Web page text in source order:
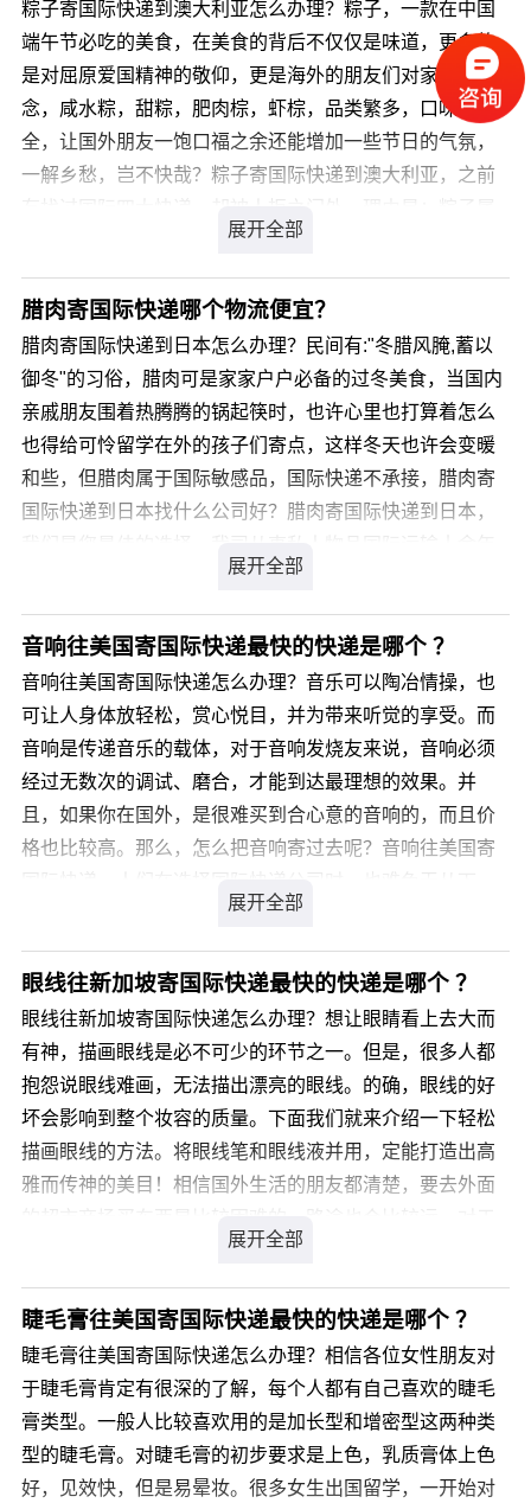
享有优先处理权清关率极高。它以高速度、高质量为用户
传递国际紧急信函、文件资料、金融票据、商品货样等各
类文件资料和物品，同时提供多种形式的邮件查询服务。
目前，中国邮政国际特快专递业务已与世界上 200 多个国
家和地区建立了业务关系。
们价格的三到四折！ 我们全体员工本着为客户提供“省
时、省力、省钱”的经营宗旨，在依托公司自身的派送网络
的基础上精益求精，和世界知名的国际快递公司合作，利
用庞大的国际快递网络为广大客户提供专 业、安全、快捷
的私人物品国际运输服务。 服务简介： 每一次服
务安全，快捷，准确递送； 真正为客户做到＂门到门
足您的需求； 全球员工以＂真诚服务＂的行动去＂感
粽子寄国际快递到澳大利亚怎么办理？粽子，一款在中国
端午节必吃的美食，在美食的背后不仅仅是味道，更多的
是对屈原爱国精神的敬仰，更是海外的朋友们对家乡的思
念，咸水粽，甜粽，肥肉棕，虾棕，品类繁多，口味齐
全，让国外朋友一饱口福之余还能增加一些节日的气氛，
一解乡愁，岂不快哉？粽子寄国际快递到澳大利亚，之前
于国际敏感品，国际快递不承接。粽子到底能不能寄到国
外？粽子寄国际快递到澳大利亚，我们是您最佳的选择，
我司从事私人物品国际运输十余年经验，针对类似产品我
司通常采用私人物品通关渠道办理国际运输，不受海关相
关规定限制，目的国通关率高达99.9%，关税为零。那
么，粽子寄国际快递到澳大利亚价格是多少呢?
您可以登录我们官方网站 详细了解。
腊肉寄国际快递哪个物流便宜？
腊肉寄国际快递到日本怎么办理？民间有:"冬腊风腌,蓄以
御冬"的习俗，腊肉可是家家户户必备的过冬美食，当国内
亲戚朋友围着热腾腾的锅起筷时，也许心里也打算着怎么
也得给可怜留学在外的孩子们寄点，这样冬天也许会变暖
和些，但腊肉属于国际敏感品，国际快递不承接，腊肉寄
国际快递到日本找什么公司好？腊肉寄国际快递到日本，
经验，针对类似产品我司通常采用私人物品通关渠道办理
国际运输，不受海关相关规定限制，目的国通关率高达
99.9%，关税为零。那么，腊肉寄国际快递到日本价格是
多少呢?
您可以登录我们官方网站 详细了解。
音响往美国寄国际快递最快的快递是哪个 ？
音响往美国寄国际快递怎么办理？音乐可以陶冶情操，也
可让人身体放轻松，赏心悦目，并为带来听觉的享受。而
音响是传递音乐的载体，对于音响发烧友来说，音响必须
经过无数次的调试、磨合，才能到达最理想的效果。并
且，如果你在国外，是很难买到合心意的音响的，而且价
格也比较高。那么，怎么把音响寄过去呢？音响往美国寄
手，如何从国内方便、安全、又快捷地快递包裹到海外亲
人手中，音响往美国寄国际快递多久能到？音响往美国寄
国际快递比较好的国际快递公司有哪些呢?
您可以登录我们官方网站 详细咨询，我司会有专业客服为
您解答，解决您音响往美国寄国际快递的疑虑。
眼线往新加坡寄国际快递最快的快递是哪个 ？
眼线往新加坡寄国际快递怎么办理？想让眼睛看上去大而
有神，描画眼线是必不可少的环节之一。但是，很多人都
抱怨说眼线难画，无法描出漂亮的眼线。的确，眼线的好
坏会影响到整个妆容的质量。下面我们就来介绍一下轻松
描画眼线的方法。将眼线笔和眼线液并用，定能打造出高
雅而传神的美目！相信国外生活的朋友都清楚，要去外面
像眼线这样比较精致的物品，很多女生都会选择从中国寄
过去。如果是要想寄一份国际品牌的眼线给国外的朋友，
又不知道通过什么方式能寄。眼线属于国际敏感品，国际
快递不承接，眼线往新加坡寄国际快递找什么公司好？眼
线往新加坡寄国际快递，我们是您最佳的选择，我司从事
私人物品国际运输十余年经验，针对类似产品我司通常采
用私人物品通关渠道办理国际运输，不受海关相关规定限
制，目的国通关率高达99.9%，关税为零。那么，眼线往
睫毛膏往美国寄国际快递最快的快递是哪个 ？
睫毛膏往美国寄国际快递怎么办理？相信各位女性朋友对
于睫毛膏肯定有很深的了解，每个人都有自己喜欢的睫毛
膏类型。一般人比较喜欢用的是加长型和增密型这两种类
型的睫毛膏。对睫毛膏的初步要求是上色，乳质膏体上色
好，见效快，但是易晕妆。很多女生出国留学，一开始对